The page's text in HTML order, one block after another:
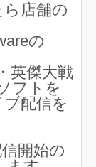
店舗の
の
英傑大戦
フトを
配信を
開始の